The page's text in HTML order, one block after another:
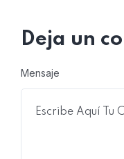
Deja un
Mensaje